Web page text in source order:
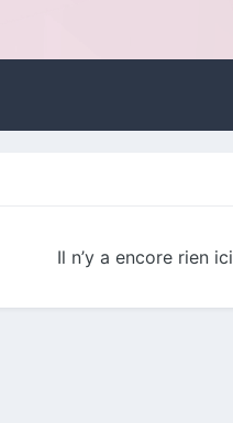
Il n’y a encore rien ici